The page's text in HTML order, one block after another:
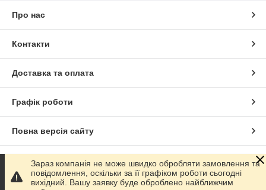
Про нас
Контакти
Доставка та оплата
Графік роботи
Повна версія сайту
Сайт створено на маркетплейсі Prom.ua
Зараз компанія не може швидко обробляти замовлення та
повідомлення, оскільки за її графіком роботи сьогодні
вихідний. Вашу заявку буде оброблено найближчим